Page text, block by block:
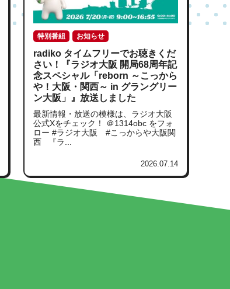
特別番組 お知らせ
radiko タイムフリーでお聴きくだ
さい！『ラジオ大阪 開局68周年記
念スペシャル「reborn ～こっから
や！大阪・関西～ in グラングリー
ン大阪」』放送しました
最新情報・放送の模様は、ラジオ大阪
公式Xをチェック！ ＠1314obc をフォ
ロー #ラジオ大阪 #こっからや大阪関
西 『ラ...
2026.07.14